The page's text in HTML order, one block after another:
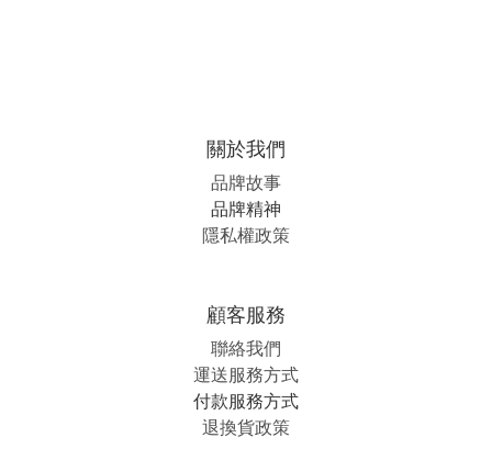
關於我們
品牌故事
品牌精神
隱私權政策
顧客服務
聯絡我們
運送服務方式
付款服務方式
退換貨政策